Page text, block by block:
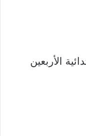
الأربعين